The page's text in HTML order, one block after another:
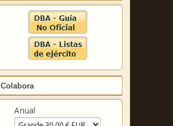
Colabora
Anual